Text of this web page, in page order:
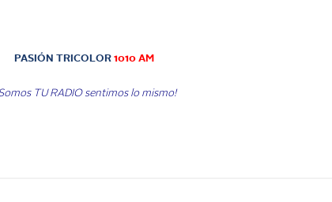
PASIÓN TRICOLOR 1010 AM
TU RADIO sentimos lo mismo!